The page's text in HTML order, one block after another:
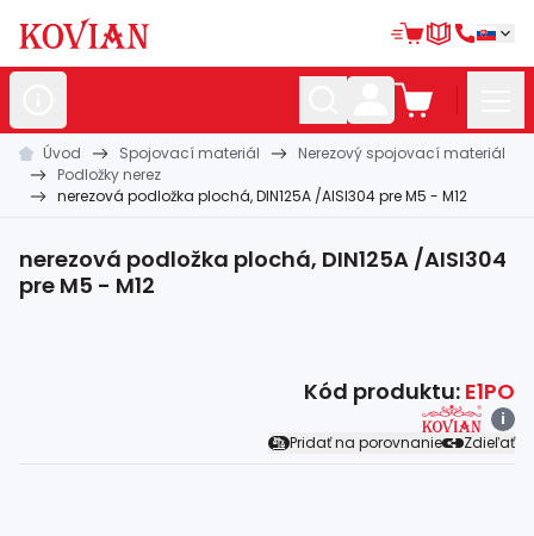
Nerezovépolotovary
Hliníkovépolotovary
Kovanépolotovary
Zábradlia a
Úvod Spojovací materiál
Nerezový spojovací materiál
Podložky nerez
nerezová podložka plochá, DIN125A /AISI304 pre M5 - M12
nerezová podložka plochá, DIN125A /AISI304
pre M5 - M12
Kód produktu: E1PO
i
Pridať na porovnanie
Zdieľať